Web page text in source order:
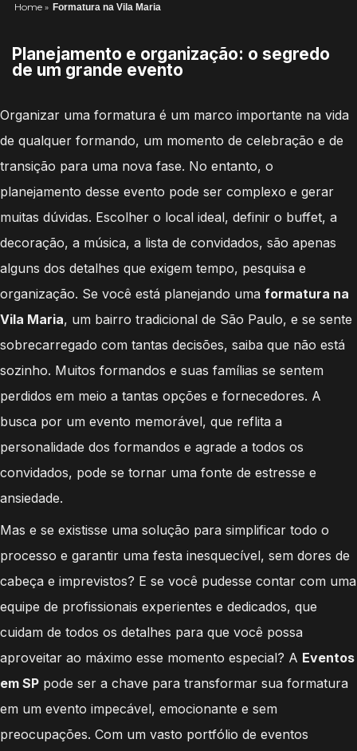
Home » Formatura na Vila Maria
Planejamento e organização: o segredo
de um grande evento
Organizar uma formatura é um marco importante na vida
de qualquer formando, um momento de celebração e de
transição para uma nova fase. No entanto, o
planejamento desse evento pode ser complexo e gerar
muitas dúvidas. Escolher o local ideal, definir o buffet, a
decoração, a música, a lista de convidados, são apenas
alguns dos detalhes que exigem tempo, pesquisa e
organização. Se você está planejando uma formatura na
Vila Maria, um bairro tradicional de São Paulo, e se sente
sobrecarregado com tantas decisões, saiba que não está
sozinho. Muitos formandos e suas famílias se sentem
perdidos em meio a tantas opções e fornecedores. A
busca por um evento memorável, que reflita a
personalidade dos formandos e agrade a todos os
convidados, pode se tornar uma fonte de estresse e
ansiedade.
Mas e se existisse uma solução para simplificar todo o
processo e garantir uma festa inesquecível, sem dores de
cabeça e imprevistos? E se você pudesse contar com uma
equipe de profissionais experientes e dedicados, que
cuidam de todos os detalhes para que você possa
aproveitar ao máximo esse momento especial? A Eventos
em SP pode ser a chave para transformar sua formatura
em um evento impecável, emocionante e sem
preocupações. Com um vasto portfólio de eventos